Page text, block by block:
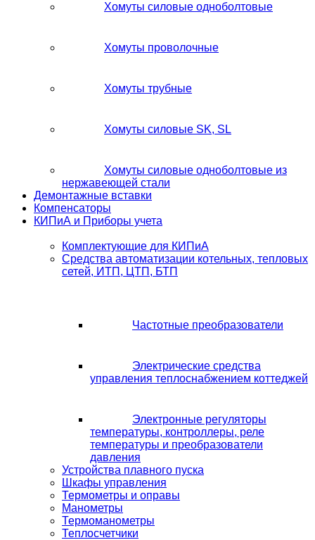
Хомуты силовые одноболтовые
Хомуты проволочные
Хомуты трубные
Хомуты силовые SK, SL
Хомуты силовые одноболтовые из
нержавеющей стали
Демонтажные вставки
Компенсаторы
КИПиА и Приборы учета
Комплектующие для КИПиА
Средства автоматизации котельных, тепловых
сетей, ИТП, ЦТП, БТП
Частотные преобразователи
Электрические средства
управления теплоснабжением коттеджей
Электронные регуляторы
температуры, контроллеры, реле
температуры и преобразователи
давления
Устройства плавного пуска
Шкафы управления
Термометры и оправы
Манометры
Термоманометры
Теплосчетчики